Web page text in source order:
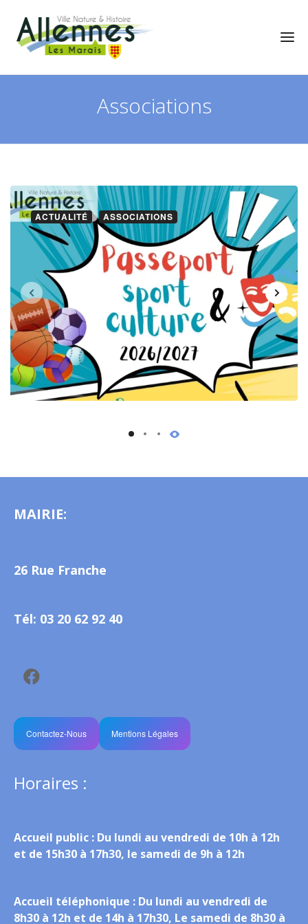
Associations
ACTUALITÉ ASSOCIATIONS
15 juin 2026
MAIRIE:
26 Rue Franche
Tél: 03 20 62 92 40
Contactez-Nous Mentions Légales
Horaires :
Accueil public : Du lundi au vendredi de 10h à 12h
et de 15h30 à 17h30, le samedi de 9h à 12h
Accueil téléphonique : Du lundi au vendredi de
8h30 à 12h et de 14h à 17h30, Le samedi de 8h30 à